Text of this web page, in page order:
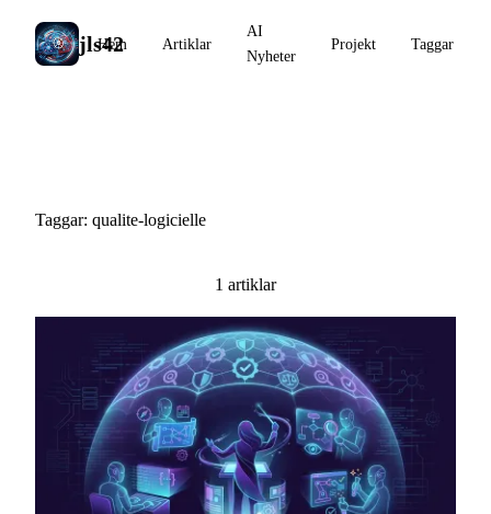
jls42
Hem Artiklar
AI
Nyheter
Projekt Taggar
Taggar: qualite-logicielle
1 artiklar